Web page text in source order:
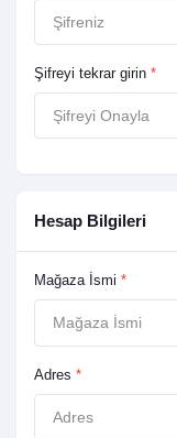
Şifreyi tekrar girin *
Hesap Bilgileri
Mağaza İsmi *
Adres *